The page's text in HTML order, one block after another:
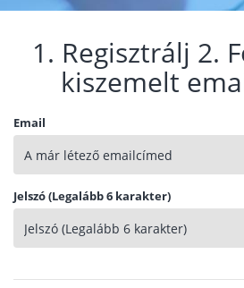
1. Regisztrálj 2.
kiszemelt
Email
Jelszó (Legalább 6 karakter)